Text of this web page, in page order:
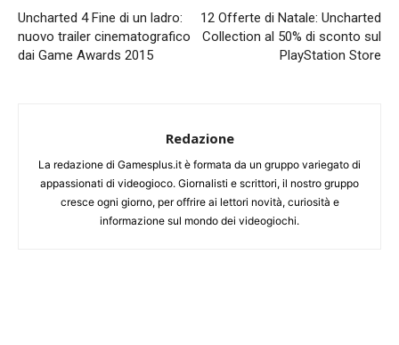
Uncharted 4 Fine di un ladro:
nuovo trailer cinematografico
dai Game Awards 2015
12 Offerte di Natale: Uncharted
Collection al 50% di sconto sul
PlayStation Store
Redazione
La redazione di Gamesplus.it è formata da un gruppo variegato di
appassionati di videogioco. Giornalisti e scrittori, il nostro gruppo
cresce ogni giorno, per offrire ai lettori novità, curiosità e
informazione sul mondo dei videogiochi.